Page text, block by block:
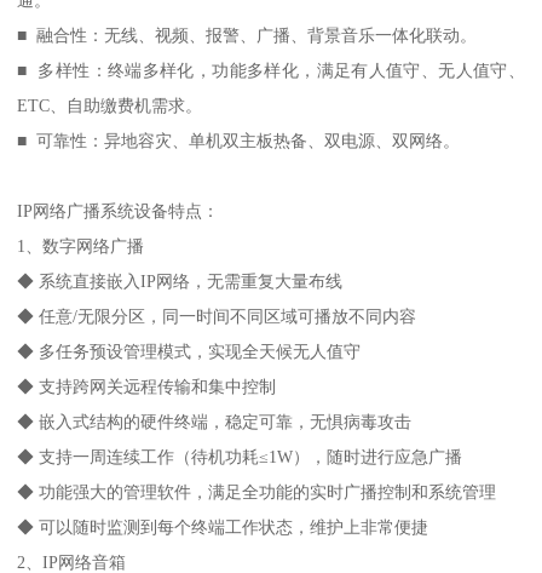
IP对网络广播系统方案亮点
■ 互通性：物理隔离网络间语音互通；支持跨运营商网络语音互
通。
■ 融合性：无线、视频、报警、广播、背景音乐一体化联动。
■ 多样性：终端多样化，功能多样化，满足有人值守、无人值守、
ETC、自助缴费机需求。
■ 可靠性：异地容灾、单机双主板热备、双电源、双网络。